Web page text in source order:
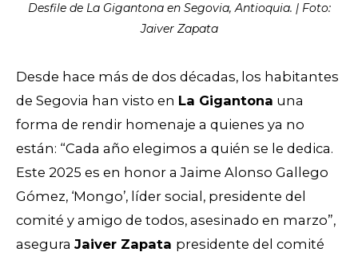
Desfile de La Gigantona en Segovia, Antioquia. | Foto:
Jaiver Zapata
Desde hace más de dos décadas, los habitantes
de Segovia han visto en La Gigantona una
forma de rendir homenaje a quienes ya no
están: “Cada año elegimos a quién se le dedica.
Este 2025 es en honor a Jaime Alonso Gallego
Gómez, ‘Mongo’, líder social, presidente del
comité y amigo de todos, asesinado en marzo”,
asegura Jaiver Zapata presidente del comité